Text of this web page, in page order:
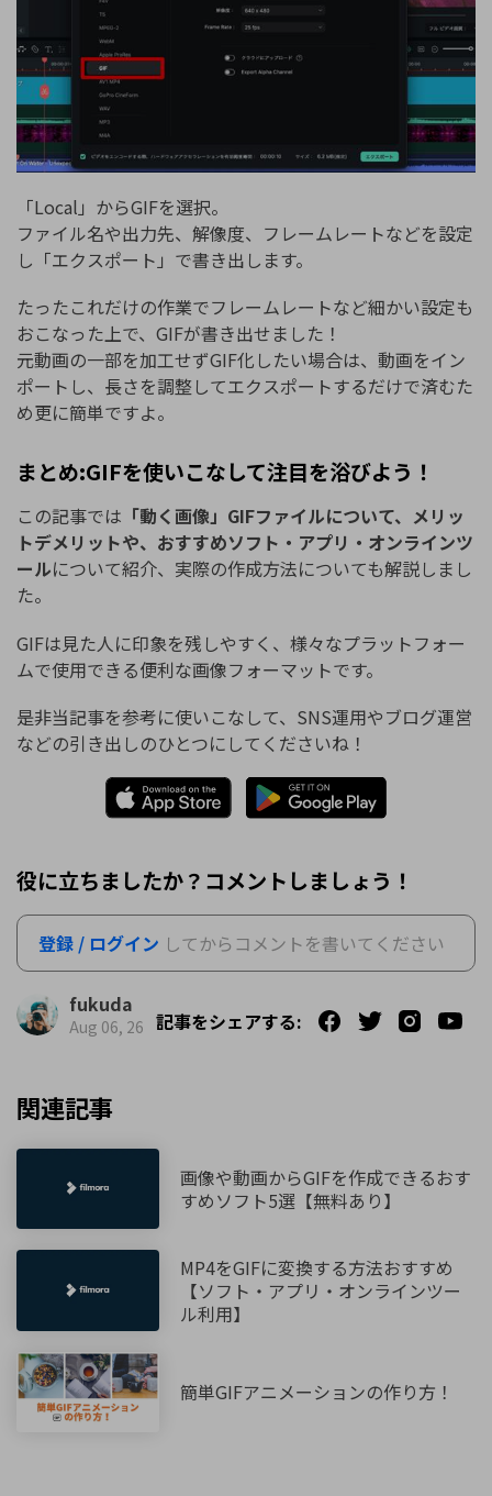
「Local」からGIFを選択。
ファイル名や出力先、解像度、フレームレートなどを設定
し「エクスポート」で書き出します。
たったこれだけの作業でフレームレートなど細かい設定も
おこなった上で、GIFが書き出せました！
元動画の一部を加工せずGIF化したい場合は、動画をイン
ポートし、長さを調整してエクスポートするだけで済むた
め更に簡単ですよ。
まとめ:GIFを使いこなして注目を浴びよう！
この記事では 「動く画像」GIFファイルについて、メリッ
トデメリットや、おすすめソフト・アプリ・オンラインツ
ールについて紹介、実際の作成方法についても解説しまし
た。
GIFは見た人に印象を残しやすく、様々なプラットフォー
ムで使用できる便利な画像フォーマットです。
是非当記事を参考に使いこなして、SNS運用やブログ運営
などの引き出しのひとつにしてくださいね！
役に立ちましたか？コメントしましょう！
登録 / ログイン してからコメントを書いてください
fukuda
Aug 06, 26 記事をシェアする:
関連記事
画像や動画からGIFを作成できるおす
すめソフト5選【無料あり】
MP4をGIFに変換する方法おすすめ
【ソフト・アプリ・オンラインツー
ル利用】
簡単GIFアニメーションの作り方！